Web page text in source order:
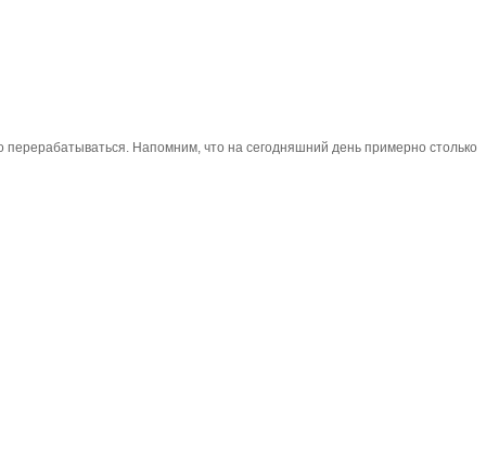
перерабатываться. Напомним, что на сегодняшний день примерно столько